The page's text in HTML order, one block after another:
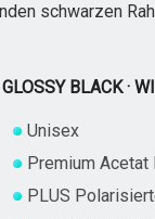
schwarzen
GLOSSY BLACK ·
Unisex
Premium
PLUS